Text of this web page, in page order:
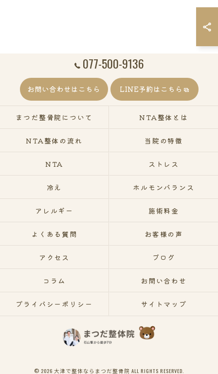
077-500-9136
お問い合わせはこちら LINE予約はこちら
まつだ整骨院について NTA整体とは
NTA整体の流れ 当院の特徴
NTA ストレス
冷え ホルモンバランス
アレルギー 施術料金
よくある質問 お客様の声
アクセス ブログ
コラム お問い合わせ
プライバシーポリシー サイトマップ
© 2026 大津で整体ならまつだ整骨院 ALL RIGHTS RESERVED.